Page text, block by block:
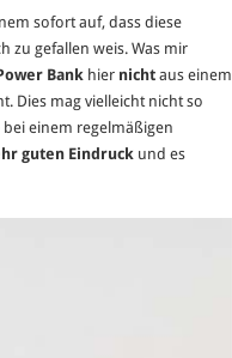
sofort auf, dass diese
zu gefallen weis. Was mir
Bank hier nicht aus einem
Dies mag vielleicht nicht so
einem regelmäßigen
guten Eindruck und es